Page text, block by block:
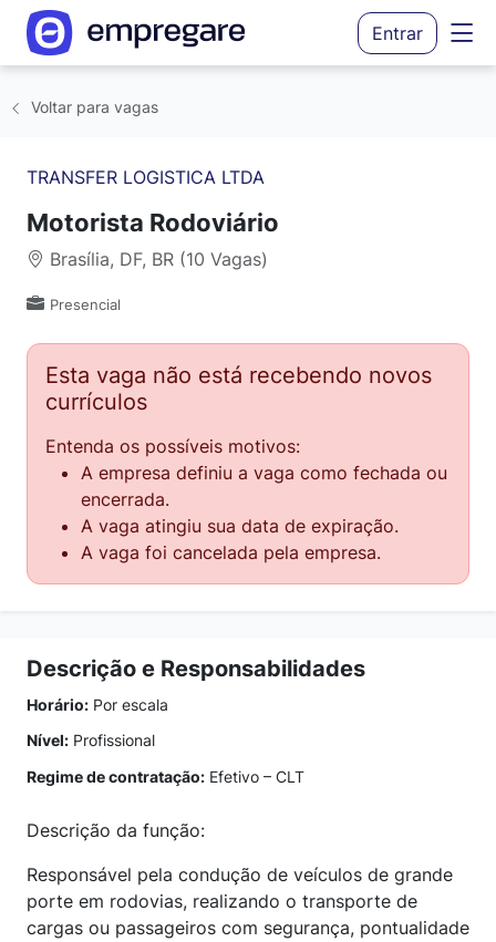
Entrar
Voltar para vagas
TRANSFER LOGISTICA LTDA
Motorista Rodoviário
Brasília, DF, BR (10 Vagas)
Presencial
Esta vaga não está recebendo novos
currículos
Entenda os possíveis motivos:
A empresa definiu a vaga como fechada ou
encerrada.
A vaga atingiu sua data de expiração.
A vaga foi cancelada pela empresa.
Descrição e Responsabilidades
Horário: Por escala
Nível: Profissional
Regime de contratação: Efetivo – CLT
Descrição da função:
Responsável pela condução de veículos de grande
porte em rodovias, realizando o transporte de
cargas ou passageiros com segurança, pontualidade